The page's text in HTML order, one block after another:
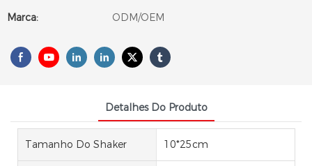
Marca:
ODM/OEM
Detalhes Do Produto
Tamanho Do Shaker 10*25cm